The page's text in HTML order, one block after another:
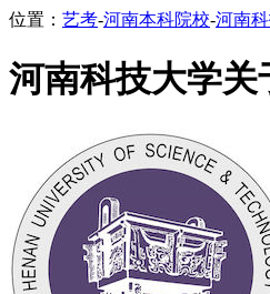
位置： 艺考-河南本科院校-河南
河南科技大学关